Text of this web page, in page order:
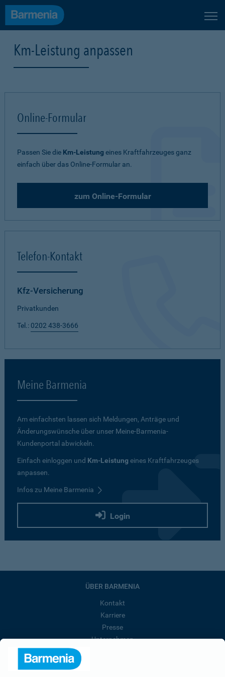
Km-Leistung anpassen
Online-Formular
Passen Sie die Km-Leistung eines Kraftfahrzeuges ganz
einfach über das Online-Formular an.
zum Online-Formular
Telefon-Kontakt
Kfz-Versicherung
Privatkunden
Tel.: 0202 438-3666
Meine Barmenia
Am einfachsten lassen sich Meldungen, Anträge und
Änderungswünsche über unser Meine-Barmenia-
Kundenportal abwickeln.
Einfach einloggen und Km-Leistung eines Kraftfahrzeuges
anpassen.
Infos zu Meine Barmenia
Login
ÜBER BARMENIA
Kontakt
Karriere
Presse
Unternehmen
Affiliate-Partner werden